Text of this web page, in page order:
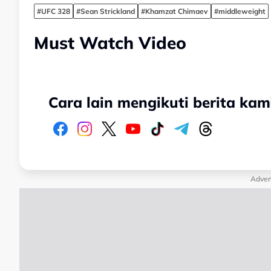
#UFC 328 #Sean Strickland #Khamzat Chimaev #middleweight
Must Watch Video
Cara lain mengikuti berita